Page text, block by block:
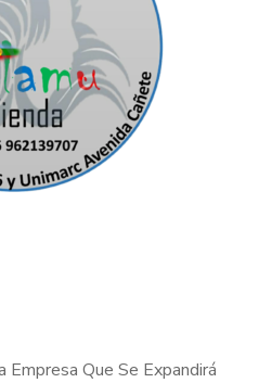
Que Se Expandirá